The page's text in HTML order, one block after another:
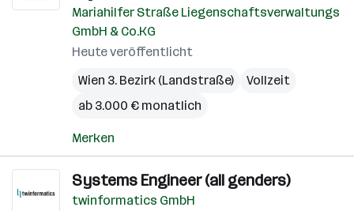
Mariahilfer Straße Liegenschaftsverwaltungs
GmbH & Co.KG
Heute veröffentlicht
Wien 3. Bezirk (Landstraße)
Vollzeit
ab 3.000 € monatlich
Merken
Systems Engineer (all genders)
twinformatics GmbH